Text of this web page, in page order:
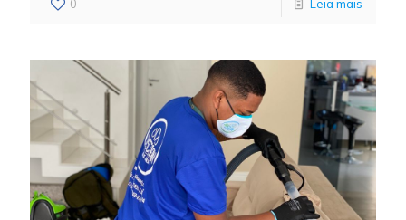
0 Leia mais